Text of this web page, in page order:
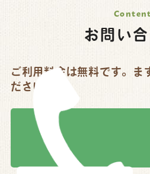
お問い
ご利用料金は無料です。ま
ださい。